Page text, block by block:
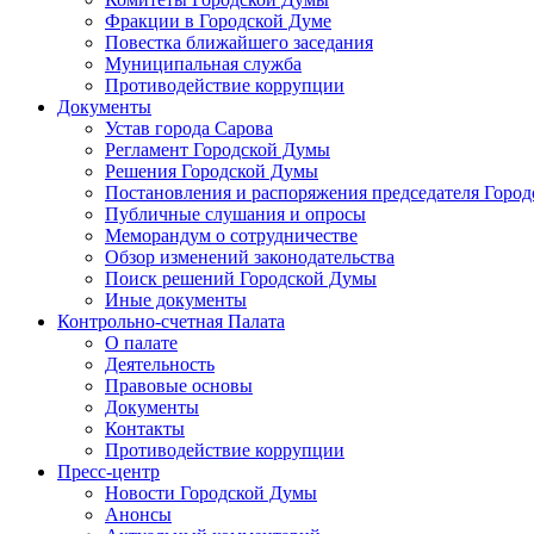
Фракции в Городской Думе
Повестка ближайшего заседания
Муниципальная служба
Противодействие коррупции
Документы
Устав города Сарова
Регламент Городской Думы
Решения Городской Думы
Постановления и распоряжения председателя
Публичные слушания и опросы
Меморандум о сотрудничестве
Обзор изменений законодательства
Поиск решений Городской Думы
Иные документы
Контрольно-счетная Палата
О палате
Деятельность
Правовые основы
Документы
Контакты
Противодействие коррупции
Пресс-центр
Новости Городской Думы
Анонсы